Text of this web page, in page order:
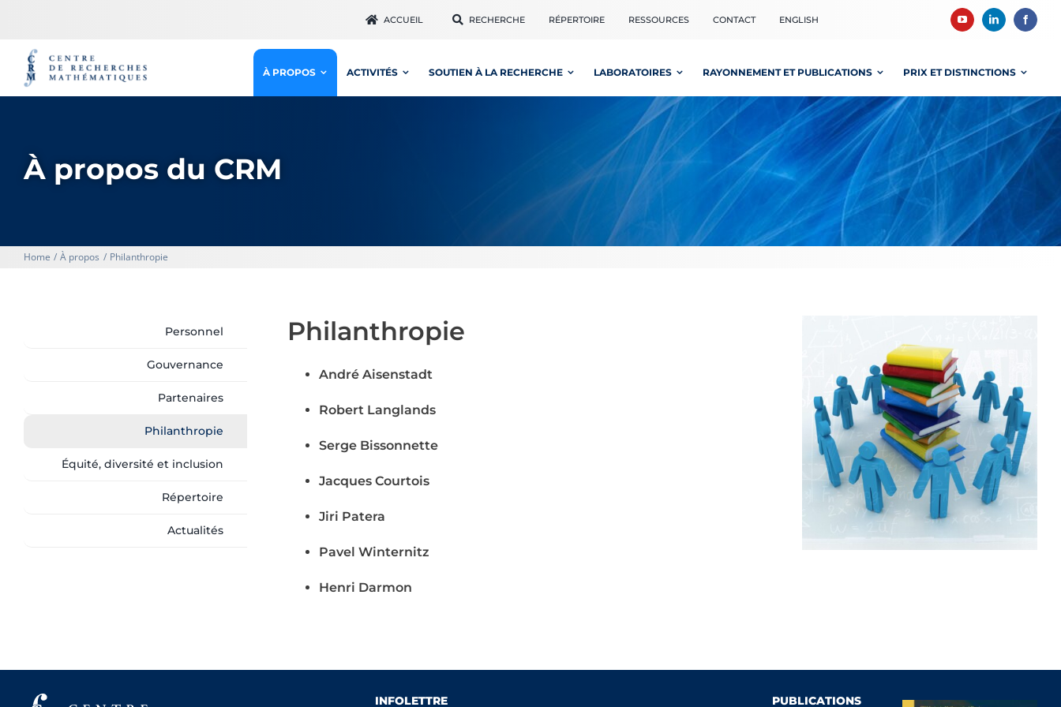
ACCUEIL RECHERCHE RÉPERTOIRE RESSOURCES CONTACT ENGLISH
À PROPOS ACTIVITÉS SOUTIEN À LA RECHERCHE LABORATOIRES RAYONNEMENT ET PUBLICATIONS PRIX ET DISTINCTIONS
À propos du CRM
Home À propos Philanthropie
Personnel
Gouvernance
Partenaires
Philanthropie
Équité, diversité et inclusion
Répertoire
Actualités
Philanthropie
André Aisenstadt
Robert Langlands
Serge Bissonnette
Jacques Courtois
Jiri Patera
Pavel Winternitz
Henri Darmon
INFOLETTRE PUBLICATIONS